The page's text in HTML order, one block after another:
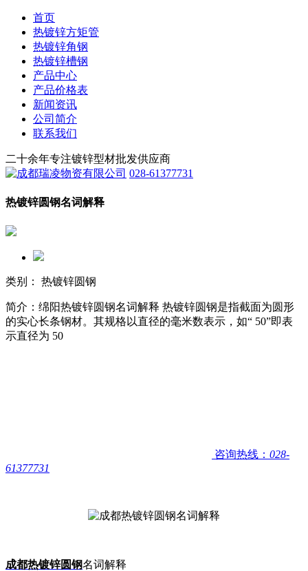
首页
热镀锌方矩管
热镀锌角钢
热镀锌槽钢
产品中心
产品价格表
新闻资讯
公司简介
联系我们
二十余年专注镀锌型材批发供应商
028-61377731
热镀锌圆钢名词解释
类别： 热镀锌圆钢
简介：绵阳热镀锌圆钢名词解释 热镀锌圆钢是指截面为圆形
的实心长条钢材。其规格以直径的毫米数表示，如“ 50”即表
示直径为 50
咨询热线： 028-
61377731
成都热镀锌圆钢名词解释